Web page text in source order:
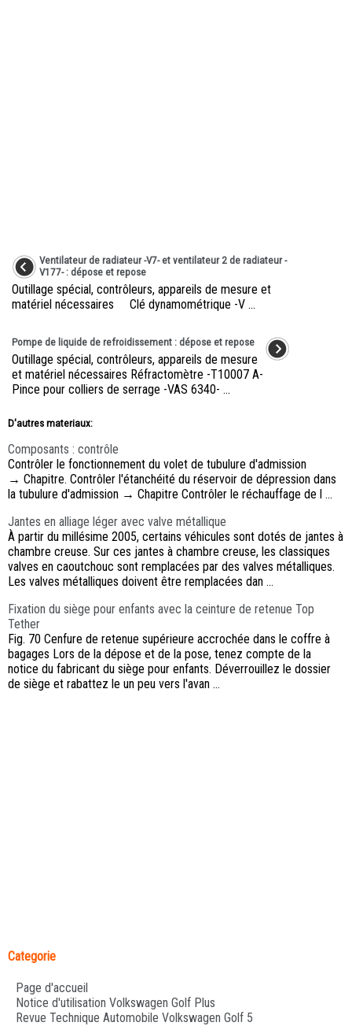
Ventilateur de radiateur -V7- et ventilateur 2 de radiateur -
V177- : dépose et repose
Outillage spécial, contrôleurs, appareils de mesure et
matériel nécessaires Clé dynamométrique -V ...
Pompe de liquide de refroidissement : dépose et repose
Outillage spécial, contrôleurs, appareils de mesure
et matériel nécessaires Réfractomètre -T10007 A-
Pince pour colliers de serrage -VAS 6340- ...
D'autres materiaux:
Composants : contrôle
Contrôler le fonctionnement du volet de tubulure d'admission
→ Chapitre. Contrôler l'étanchéité du réservoir de dépression dans
la tubulure d'admission → Chapitre Contrôler le réchauffage de l ...
Jantes en alliage léger avec valve métallique
À partir du millésime 2005, certains véhicules sont dotés de jantes à
chambre creuse. Sur ces jantes à chambre creuse, les classiques
valves en caoutchouc sont remplacées par des valves métalliques.
Les valves métalliques doivent être remplacées dan ...
Fixation du siège pour enfants avec la ceinture de retenue Top
Tether
Fig. 70 Cenfure de retenue supérieure accrochée dans le coffre à
bagages Lors de la dépose et de la pose, tenez compte de la
notice du fabricant du siège pour enfants. Déverrouillez le dossier
de siège et rabattez le un peu vers l'avan ...
Categorie
Page d'accueil
Notice d'utilisation Volkswagen Golf Plus
Revue Technique Automobile Volkswagen Golf 5